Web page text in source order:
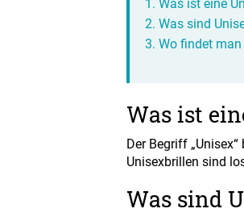
Was ist eine
Was sind
Wo findet
Was ist
Der Begriff
Unisexbrillen sind
Was sind